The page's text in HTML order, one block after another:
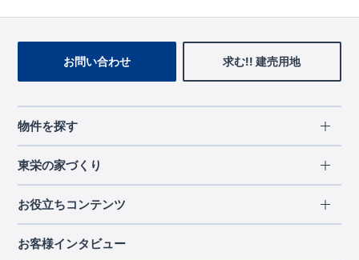
お問い合わせ 求む!! 建売用地
物件を探す
エリアから探す
北海道・東北
北海道
宮城県
東栄の家づくり
長期優良住宅
住宅性能評価書
お役立ちコンテンツ
ご契約までの道のり
お客様インタビュー